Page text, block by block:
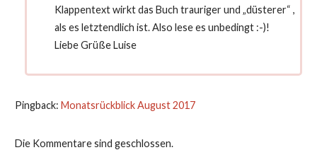
Klappentext wirkt das Buch trauriger und „düsterer“ ,
als es letztendlich ist. Also lese es unbedingt :-)!
Liebe Grüße Luise
Pingback: Monatsrückblick August 2017
Die Kommentare sind geschlossen.